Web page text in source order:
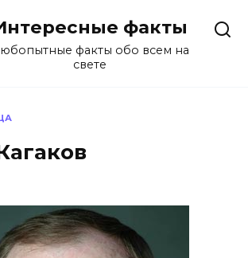
факты
факты обо всем на
свете